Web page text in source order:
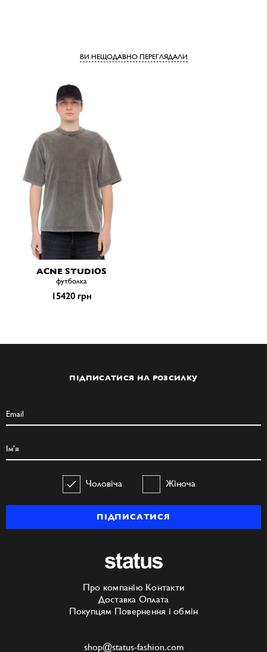
ВИ НЕЩОДАВНО ПЕРЕГЛЯДАЛИ
ACNE STUDIOS
футболка
15420 грн
ПІДПИСАТИСЯ НА РОЗСИЛКУ
Чоловіча Жіноча
ПІДПИСАТИСЯ
Про компанію Контакти
Доставка Оплата
Покупцям Повернення і обмін
shop@status-fashion.com